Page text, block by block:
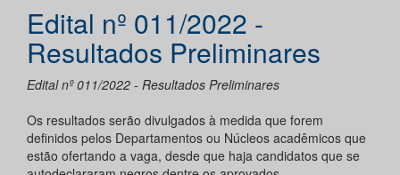
Edital nº 011/2022 -
Resultados Preliminares
Edital nº 011/2022 - Resultados Preliminares
Os resultados serão divulgados à medida que forem
definidos pelos Departamentos ou Núcleos acadêmicos que
estão ofertando a vaga, desde que haja candidatos que se